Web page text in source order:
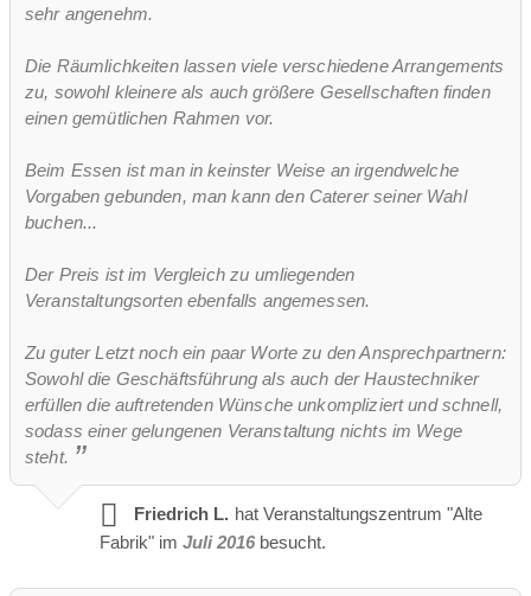
sehr angenehm.
Die Räumlichkeiten lassen viele verschiedene Arrangements
zu, sowohl kleinere als auch größere Gesellschaften finden
einen gemütlichen Rahmen vor.
Beim Essen ist man in keinster Weise an irgendwelche
Vorgaben gebunden, man kann den Caterer seiner Wahl
buchen...
Der Preis ist im Vergleich zu umliegenden
Veranstaltungsorten ebenfalls angemessen.
Zu guter Letzt noch ein paar Worte zu den Ansprechpartnern:
Sowohl die Geschäftsführung als auch der Haustechniker
erfüllen die auftretenden Wünsche unkompliziert und schnell,
sodass einer gelungenen Veranstaltung nichts im Wege
steht.
Friedrich L. hat Veranstaltungszentrum "Alte
Fabrik" im Juli 2016 besucht.